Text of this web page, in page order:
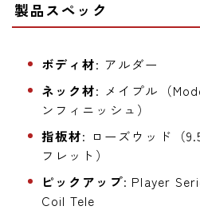
製品スペック
ボディ材: アルダー
ネック材: メイプル（
ンフィニッシュ）
指板材: ローズウッド（
フレット）
ピックアップ: Player
Coil Tele